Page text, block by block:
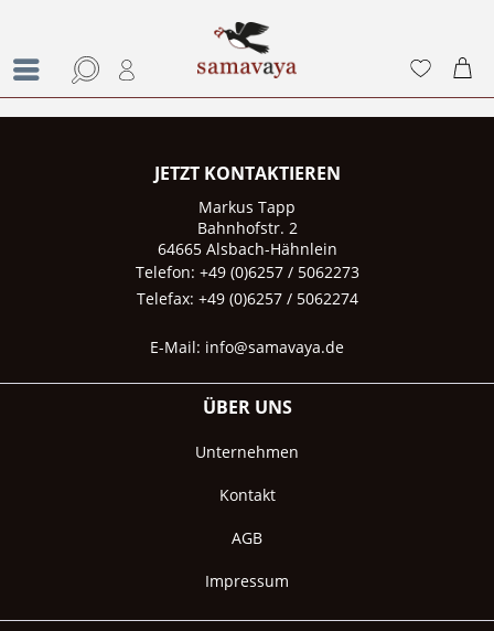
JETZT KONTAKTIEREN
Markus Tapp
Bahnhofstr. 2
64665 Alsbach-Hähnlein
Telefon: +49 (0)6257 / 5062273
Telefax: +49 (0)6257 / 5062274
E-Mail: info@samavaya.de
ÜBER UNS
Unternehmen
Kontakt
AGB
Impressum